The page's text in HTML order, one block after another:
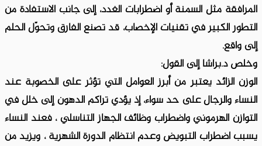
المرافقة مثل السمنة أو اضطرابات الغدد، إلى جانب الاستفادة من
التطور الكبير في تقنيات الإخصاب، قد تصنع الفارق وتحوّل الحلم
إلى واقع.
وخلص د.براشا إلى القول:
الوزن الزائد يعتبر من أبرز العوامل التي تؤثر على الخصوبة عند
النساء والرجال على حد سواء، إذ يؤدي تراكم الدهون إلى خلل في
التوازن الهرموني واضطراب وظائف الجهاز التناسلي ، فعند النساء
يسبب اضطراب التبويض وعدم انتظام الدورة الشهرية ، ويزيد من